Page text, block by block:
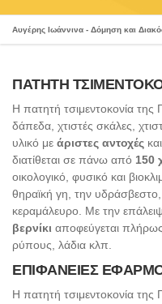
Αυγέρης Ιωάννινα - Δόμηση και
ΠΑΤΗΤΗ
Η πατητή τσιμεντοκονία της
δάπεδα, χτιστές σκάλες,
υλικό με άριστες αντοχές και
διατίθεται σε πάνω από 150
οικολογικό, φυσικό και
θηραϊκή γη, την
κεραμάλευρο. Με την
βερνίκι αποφεύγεται
ρύπους, λάδια κλπ.
ΕΠΙΦΑΝΕΙΕΣ
Η πατητή τσιμεντοκονία